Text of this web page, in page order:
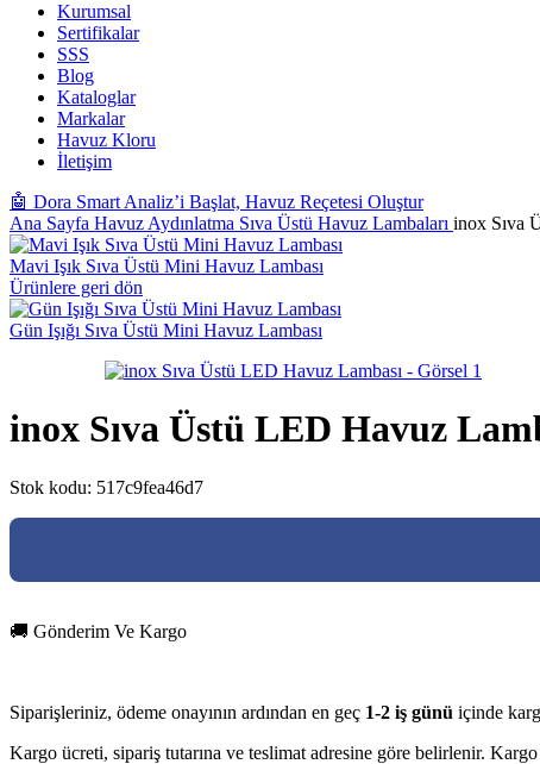
Kurumsal
Sertifikalar
SSS
Blog
Kataloglar
Markalar
Havuz Kloru
İletişim
🤖 Dora Smart Analiz’i Başlat, Havuz Reçetesi Oluştur
Ana Sayfa Havuz Aydınlatma Sıva Üstü Havuz Lambaları inox Sıva
Mavi Işık Sıva Üstü Mini Havuz Lambası
Ürünlere geri dön
Gün Işığı Sıva Üstü Mini Havuz Lambası
inox Sıva Üstü LED Havuz
Stok kodu: 517c9fea46d7
🚚 Gönderim Ve Kargo
Siparişleriniz, ödeme onayının ardından en geç 1-2 iş günü içinde
Kargo ücreti, sipariş tutarına ve teslimat adresine göre belirlenir.